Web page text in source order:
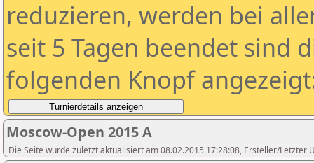
reduzieren, werden bei
seit 5 Tagen beendet sind
folgenden Knopf
Moscow-Open 2015 A
Die Seite wurde zuletzt aktualisiert am 08.02.2015 17:28:08, Ersteller/Letzter